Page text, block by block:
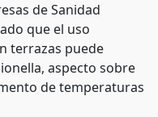
de Sanidad
que el uso
terrazas puede
aspecto sobre
de temperaturas